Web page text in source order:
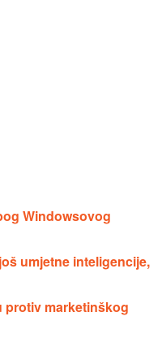
Windowsovog
umjetne inteligencije,
protiv marketinškog